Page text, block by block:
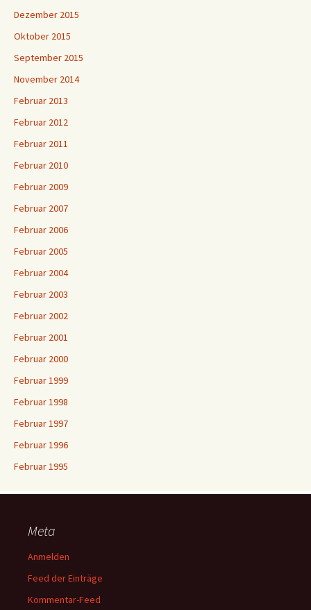
Dezember 2015
Oktober 2015
September 2015
November 2014
Februar 2013
Februar 2012
Februar 2011
Februar 2010
Februar 2009
Februar 2007
Februar 2006
Februar 2005
Februar 2004
Februar 2003
Februar 2002
Februar 2001
Februar 2000
Februar 1999
Februar 1998
Februar 1997
Februar 1996
Februar 1995
Meta
Anmelden
Feed der Einträge
Kommentar-Feed